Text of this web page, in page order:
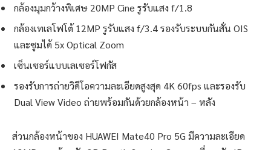
กล้องมุมกว้างพิเศษ 20MP Cine รูรับแสง f/1.8
กล้องเทเลโฟโต้ 12MP รูรับแสง f/3.4 รองรับระบบกันสั่น OIS
และซูมได้ 5x Optical Zoom
เซ็นเซอร์แบบเลเซอร์โฟกัส
รองรับการถ่ายวิดีโอความละเอียดสูงสุด 4K 60fps และรองรับ
Dual View Video ถ่ายพร้อมกันด้วยกล้องหน้า – หลัง
ส่วนกล้องหน้าของ HUAWEI Mate40 Pro 5G มีความละเอียด